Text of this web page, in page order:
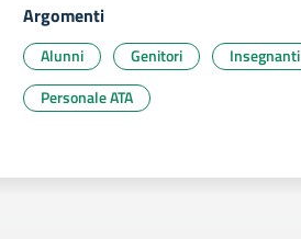
Argomenti
Alunni Genitori Insegnanti
Personale ATA